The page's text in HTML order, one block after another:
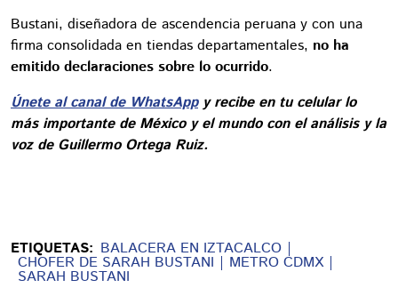
Bustani, diseñadora de ascendencia peruana y con una
firma consolidada en tiendas departamentales, no ha
emitido declaraciones sobre lo ocurrido.
Únete al canal de WhatsAppy recibe en tu celular lo
más importante de México y el mundo con el análisis y la
voz de Guillermo Ortega Ruiz.
ETIQUETAS: BALACERA EN IZTACALCO
CHOFER DE SARAH BUSTANI METRO CDMX
SARAH BUSTANI